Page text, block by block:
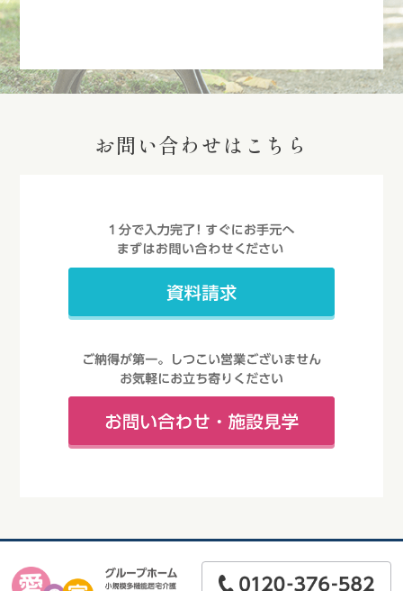
お問い合わせはこちら